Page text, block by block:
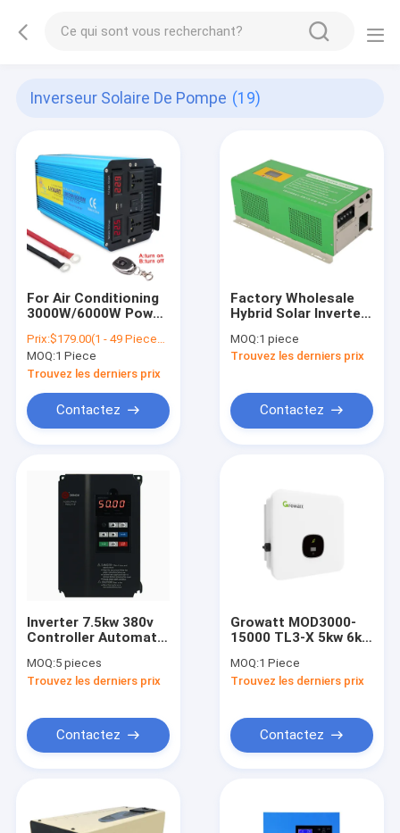
Inverseur Solaire De Pompe (19)
For Air Conditioning
3000W/6000W Power
Wave 12V DC To AC
220V Function Car
Inverter Solar Pump
Pump Drill Using
Prix:$179.00(1 - 49 Pieces) $169.00(50 - 99 Pieces) $159.00(>=100 Pieces)
MOQ:1 Piece
Trouvez les derniers prix
Contactez
Factory Wholesale
Hybrid Solar Inverter
Tied Solar Panel 1kw
5KW Inverter
MOQ:1 piece
Trouvez les derniers prix
Contactez
Inverter 7.5kw 380v
Controller Automatic
Function For Solar
Irrigation System
MOQ:5 pieces
Trouvez les derniers prix
Contactez
Growatt MOD3000-
15000 TL3-X 5kw 6kw
15kw on grid tie 3
phase solar inverter
MOQ:1 Piece
Trouvez les derniers prix
Contactez